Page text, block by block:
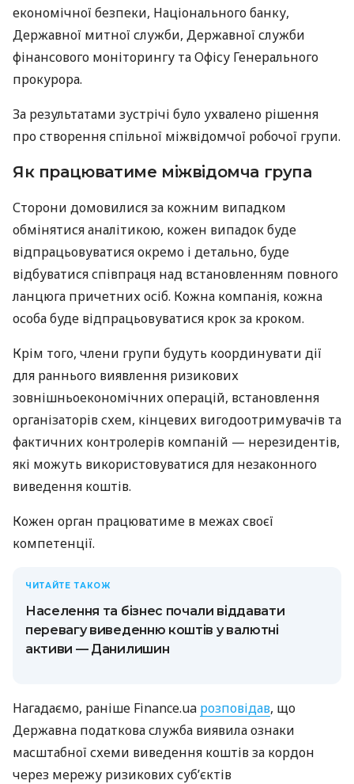
економічної безпеки, Національного банку,
Державної митної служби, Державної служби
фінансового моніторингу та Офісу Генерального
прокурора.
За результатами зустрічі було ухвалено рішення
про створення спільної міжвідомчої робочої групи.
Як працюватиме міжвідомча група
Сторони домовилися за кожним випадком
обмінятися аналітикою, кожен випадок буде
відпрацьовуватися окремо і детально, буде
відбуватися співпраця над встановленням повного
ланцюга причетних осіб. Кожна компанія, кожна
особа буде відпрацьовуватися крок за кроком.
Крім того, члени групи будуть координувати дії
для раннього виявлення ризикових
зовнішньоекономічних операцій, встановлення
організаторів схем, кінцевих вигодоотримувачів та
фактичних контролерів компаній — нерезидентів,
які можуть використовуватися для незаконного
виведення коштів.
Кожен орган працюватиме в межах своєї
компетенції.
ЧИТАЙТЕ ТАКОЖ
Населення та бізнес почали віддавати
перевагу виведенню коштів у валютні
активи — Данилишин
Нагадаємо, раніше Finance.ua розповідав, що
Державна податкова служба виявила ознаки
масштабної схеми виведення коштів за кордон
через мережу ризикових суб’єктів